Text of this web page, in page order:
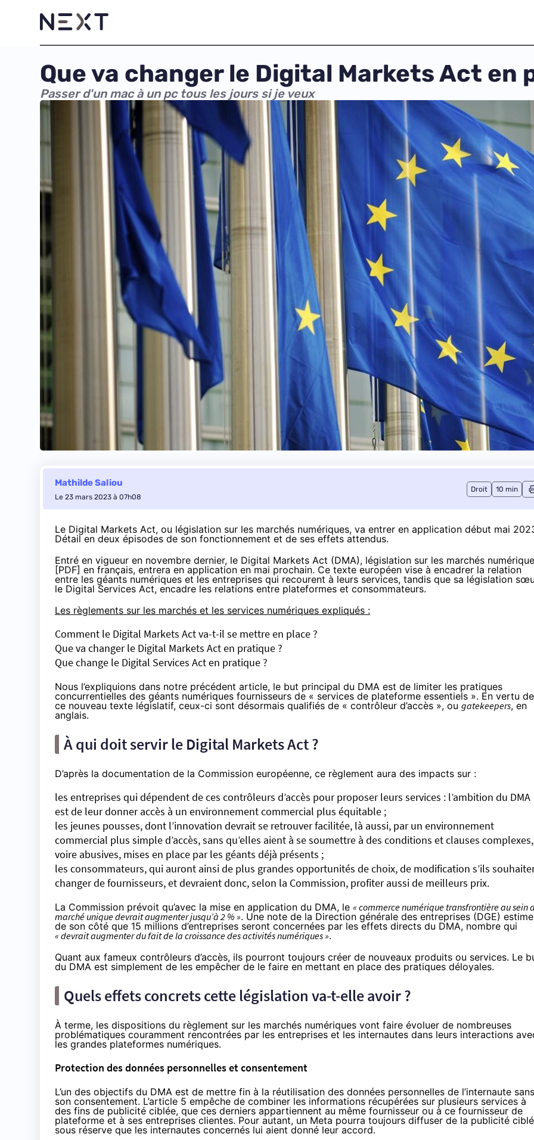
Que va changer le Digital Markets Act en
Passer d'un mac à un pc tous les jours si je veux
Mathilde Saliou
Le 23 mars 2023 à 07h08
Droit 10 min
Le Digital Markets Act, ou législation sur les marchés numériques, va entrer en application début mai
Détail en deux épisodes de son fonctionnement et de ses effets attendus.
Entré en vigueur en novembre dernier, le Digital Markets Act (DMA), législation sur les marchés
[PDF] en français, entrera en application en mai prochain. Ce texte européen vise à encadrer la relation
entre les géants numériques et les entreprises qui recourent à leurs services, tandis que sa législation
le Digital Services Act, encadre les relations entre plateformes et consommateurs.
Les règlements sur les marchés et les services numériques expliqués :
Comment le Digital Markets Act va-t-il se mettre en place ?
Que va changer le Digital Markets Act en pratique ?
Que change le Digital Services Act en pratique ?
Nous l’expliquions dans notre précédent article, le but principal du DMA est de limiter les pratiques
concurrentielles des géants numériques fournisseurs de « services de plateforme essentiels ». En vertu de
ce nouveau texte législatif, ceux-ci sont désormais qualifiés de « contrôleur d’accès », ou gatekeepers, en
anglais.
À qui doit servir le Digital Markets Act ?
D’après la documentation de la Commission européenne, ce règlement aura des impacts sur :
les entreprises qui dépendent de ces contrôleurs d’accès pour proposer leurs services : l’ambition du DMA
est de leur donner accès à un environnement commercial plus équitable ;
les jeunes pousses, dont l’innovation devrait se retrouver facilitée, là aussi, par un environnement
commercial plus simple d’accès, sans qu’elles aient à se soumettre à des conditions et clauses complexes,
voire abusives, mises en place par les géants déjà présents ;
les consommateurs, qui auront ainsi de plus grandes opportunités de choix, de modification s’ils
changer de fournisseurs, et devraient donc, selon la Commission, profiter aussi de meilleurs prix.
La Commission prévoit qu’avec la mise en application du DMA, le « commerce numérique transfrontière au sein
marché unique devrait augmenter jusqu’à 2 % ». Une note de la Direction générale des entreprises (DGE) estime
de son côté que 15 millions d’entreprises seront concernées par les effets directs du DMA, nombre qui
« devrait augmenter du fait de la croissance des activités numériques ».
Quant aux fameux contrôleurs d’accès, ils pourront toujours créer de nouveaux produits ou services. Le
du DMA est simplement de les empêcher de le faire en mettant en place des pratiques déloyales.
Quels effets concrets cette législation va-t-elle avoir ?
À terme, les dispositions du règlement sur les marchés numériques vont faire évoluer de nombreuses
problématiques couramment rencontrées par les entreprises et les internautes dans leurs interactions
les grandes plateformes numériques.
Protection des données personnelles et consentement
L’un des objectifs du DMA est de mettre fin à la réutilisation des données personnelles de l’internaute sans
son consentement. L’article 5 empêche de combiner les informations récupérées sur plusieurs services à
des fins de publicité ciblée, que ces derniers appartiennent au même fournisseur ou à ce fournisseur de
plateforme et à ses entreprises clientes. Pour autant, un Meta pourra toujours diffuser de la publicité
sous réserve que les internautes concernés lui aient donné leur accord.